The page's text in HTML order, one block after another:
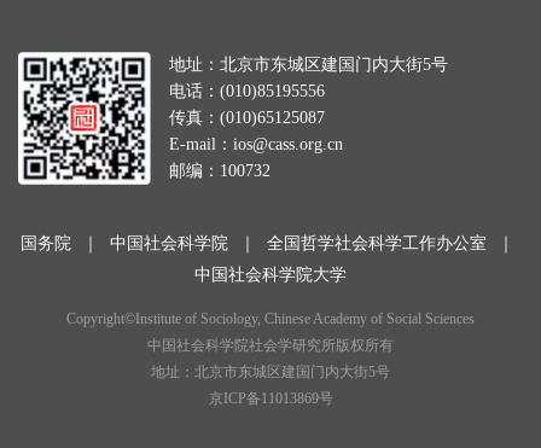
地址：北京市东城区建国门内大街5号
电话：(010)85195556
传真：(010)65125087
E-mail：ios@cass.org.cn
邮编：100732
国务院 ｜ 中国社会科学院 ｜ 全国哲学社会科学工作办公室
｜
中国社会科学院大学
Copyright©Institute of Sociology, Chinese Academy of Social Sciences
中国社会科学院社会学研究所版权所有
地址：北京市东城区建国门内大街5号
京ICP备11013869号